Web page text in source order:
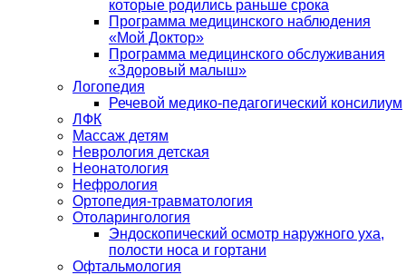
которые родились раньше срока
Программа медицинского наблюдения
«Мой Доктор»
Программа медицинского обслуживания
«Здоровый малыш»
Логопедия
Речевой медико-педагогический консилиум
ЛФК
Массаж детям
Неврология детская
Неонатология
Нефрология
Ортопедия-травматология
Отоларингология
Эндоскопический осмотр наружного уха,
полости носа и гортани
Офтальмология